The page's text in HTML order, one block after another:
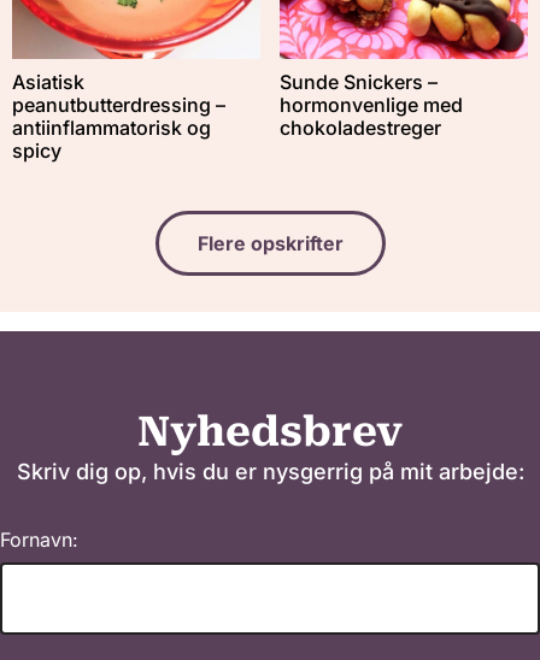
Asiatisk
peanutbutterdressing –
antiinflammatorisk og
spicy
Sunde Snickers –
hormonvenlige med
chokoladestreger
Flere opskrifter
Nyhedsbrev
Skriv dig op, hvis du er nysgerrig på mit arbejde:
Fornavn: